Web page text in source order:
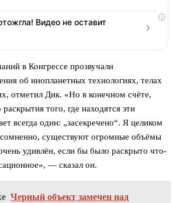
i
Видео не оставит
в Конгрессе прозвучали
об инопланетных технологиях, телах
отметил Дик. «Но в конечном счёте,
того, где находятся эти
всегда один: „засекречено“. Я целиком
существуют огромные объёмы
удивлён, если бы было раскрыто что-
— сказал он.
Черный объект замечен над